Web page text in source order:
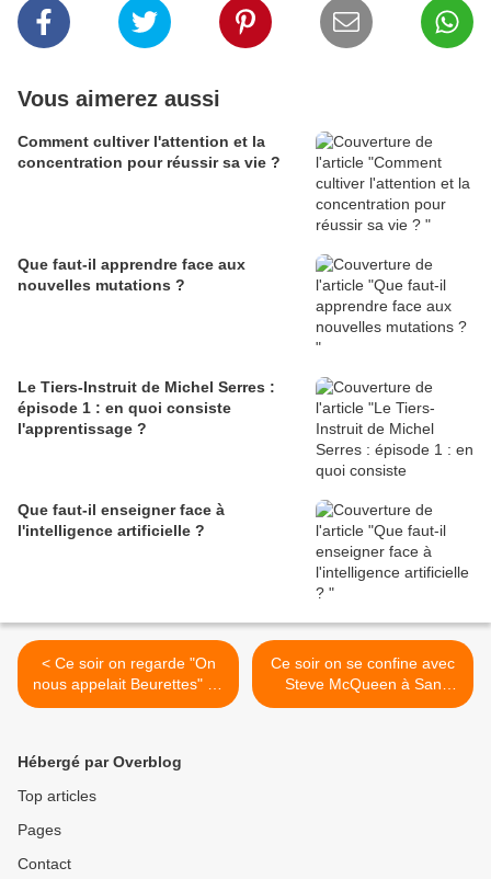
Vous aimerez aussi
Comment cultiver l'attention et la
concentration pour réussir sa vie ?
Que faut-il apprendre face aux
nouvelles mutations ?
Le Tiers-Instruit de Michel Serres :
épisode 1 : en quoi consiste
l'apprentissage ?
Que faut-il enseigner face à
l'intelligence artificielle ?
< Ce soir on regarde "On
nous appelait Beurettes" de
Bouchera Azzouz sur
Ce soir on se confine avec
Steve McQueen à San
Francisco, ou on se
Hébergé par Overblog
Top articles
Pages
Contact